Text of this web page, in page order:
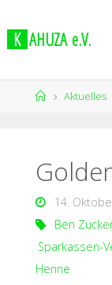
K AHUZA e.V.
Aktuelles
14.
Ben
Sparkassen-
Henne